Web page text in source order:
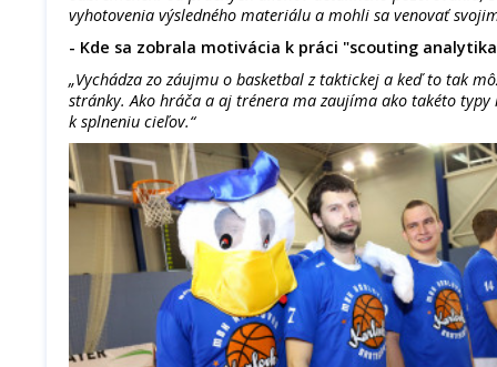
vyhotovenia výsledného materiálu a mohli sa venovať
- Kde sa zobrala motivácia k práci "scouting
„Vychádza zo záujmu o basketbal z taktickej a keď to tak
stránky. Ako hráča a aj trénera ma zaujíma ako takéto
k splneniu cieľov.“